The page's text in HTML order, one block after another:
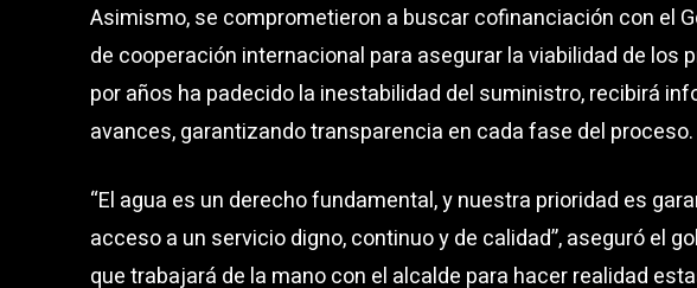
Asimismo, se comprometieron a buscar cofinanciación con el
de cooperación internacional para asegurar la viabilidad de los
por años ha padecido la inestabilidad del suministro, recibirá
avances, garantizando transparencia en cada fase del proceso.
“El agua es un derecho fundamental, y nuestra prioridad es
acceso a un servicio digno, continuo y de calidad”, aseguró el
que trabajará de la mano con el alcalde para hacer realidad